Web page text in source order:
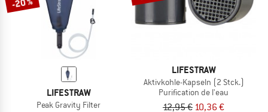
LIFESTRAW
Peak Gravity Filter
LIFESTRAW
Aktivkohle-Kapseln (2 Stck.)
Purification de l'eau
12,95 € 10,36 €